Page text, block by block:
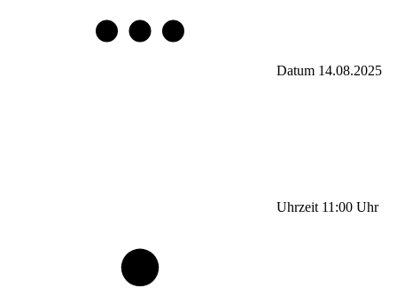
Datum 14.08.2025
Uhrzeit 11:00 Uhr